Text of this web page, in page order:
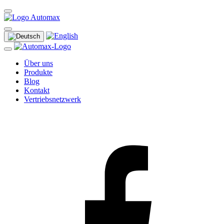
Über uns
Produkte
Blog
Kontakt
Vertriebsnetzwerk